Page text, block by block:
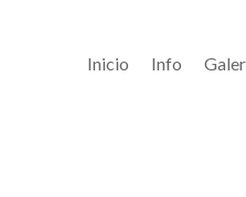
Inicio Info